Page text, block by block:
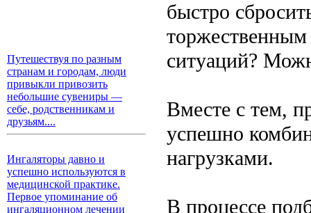
Путешествуя по разным
странам и городам, люди
привыкли привозить
небольшие сувениры —
себе, родственникам и
друзьям....
Ингаляторы давно и
успешно используются в
медицинской практике.
Первое упоминание об
ингаляционном лечении
быстро
ситуаций?
Вместе с тем,
успешно
нагрузками.
В процессе